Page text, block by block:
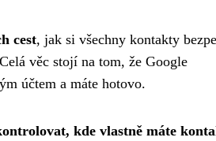
cest, jak si všechny kontakty
věc stojí na tom, že Google
účtem a máte hotovo.
kde vlastně máte